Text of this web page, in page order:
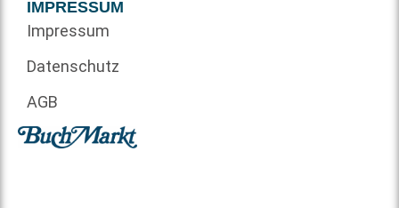
IMPRESSUM
Impressum
Datenschutz
AGB